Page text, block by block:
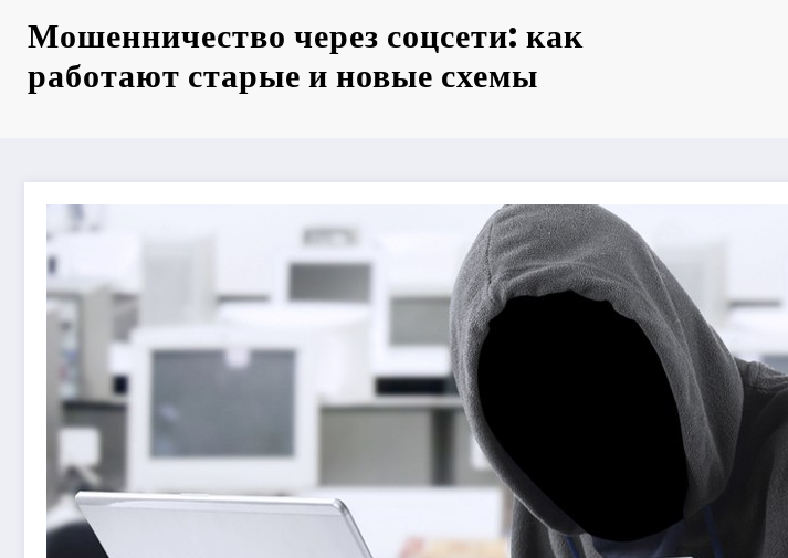
Мошенничество через соцсети: как
работают старые и новые схемы